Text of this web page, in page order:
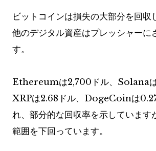
ビットコインは損失の大部分を回収
他のデジタル資産はプレッシャーに
す。
Ethereumは2,700ドル、Solanaは
XRPは2.68ドル、DogeCoinは
れ、部分的な回収率を示しています
範囲を下回っています。